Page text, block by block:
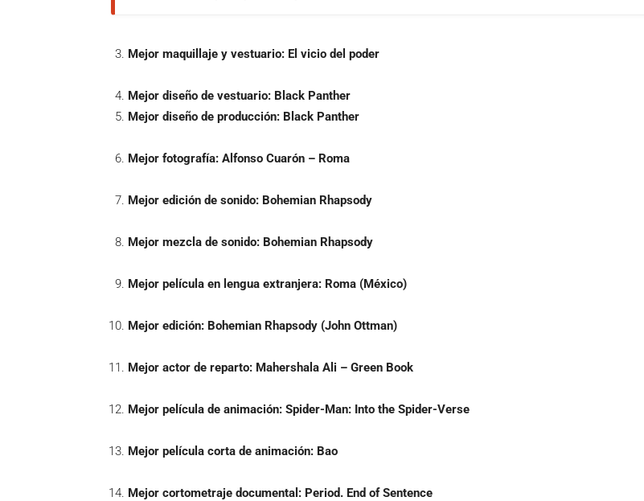
Mejor maquillaje y vestuario: El vicio del poder
Mejor diseño de vestuario: Black Panther
Mejor diseño de producción: Black Panther
Mejor fotografía: Alfonso Cuarón – Roma
Mejor edición de sonido: Bohemian Rhapsody
Mejor mezcla de sonido: Bohemian Rhapsody
Mejor película en lengua extranjera: Roma (México)
Mejor edición: Bohemian Rhapsody (John Ottman)
Mejor actor de reparto: Mahershala Ali – Green Book
Mejor película de animación: Spider-Man: Into the Spider-Verse
Mejor película corta de animación: Bao
Mejor cortometraje documental: Period. End of Sentence